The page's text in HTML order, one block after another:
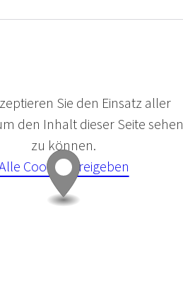
Sie den Einsatz aller
den Inhalt dieser Seite sehen
zu können.
Cookies Freigeben